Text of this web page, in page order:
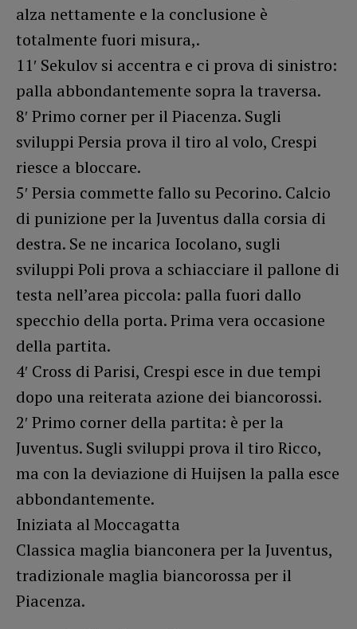
alza nettamente e la conclusione è
totalmente fuori misura,.
11′ Sekulov si accentra e ci prova di sinistro:
palla abbondantemente sopra la traversa.
8′ Primo corner per il Piacenza. Sugli
sviluppi Persia prova il tiro al volo, Crespi
riesce a bloccare.
5′ Persia commette fallo su Pecorino. Calcio
di punizione per la Juventus dalla corsia di
destra. Se ne incarica Iocolano, sugli
sviluppi Poli prova a schiacciare il pallone di
testa nell’area piccola: palla fuori dallo
specchio della porta. Prima vera occasione
della partita.
4′ Cross di Parisi, Crespi esce in due tempi
dopo una reiterata azione dei biancorossi.
2′ Primo corner della partita: è per la
Juventus. Sugli sviluppi prova il tiro Ricco,
ma con la deviazione di Huijsen la palla esce
abbondantemente.
Iniziata al Moccagatta
Classica maglia bianconera per la Juventus,
tradizionale maglia biancorossa per il
Piacenza.